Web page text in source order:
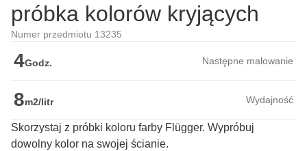
próbka kolorów kryjących
Numer przedmiotu 13235
4Godz. Następne malowanie
8m2/litr Wydajność
Skorzystaj z próbki koloru farby Flügger. Wypróbuj
dowolny kolor na swojej ścianie.